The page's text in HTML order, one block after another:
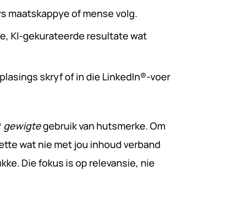
maatskappye of mense volg.
KI-gekurateerde resultate wat
skryf of in die LinkedIn®-voer
gewigtegebruik van hutsmerke. Om
wat nie met jou inhoud verband
Die fokus is op relevansie, nie